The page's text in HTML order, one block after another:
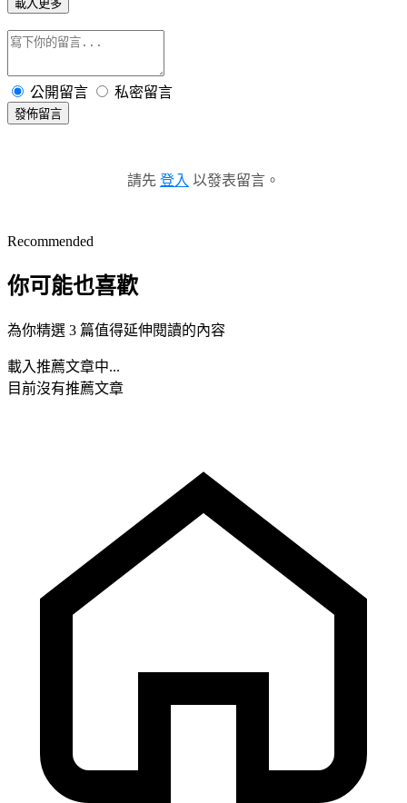
載入更多
公開留言 私密留言
發佈留言
請先 登入 以發表留言。
Recommended
你可能也喜歡
為你精選 3 篇值得延伸閱讀的內容
載入推薦文章中...
目前沒有推薦文章